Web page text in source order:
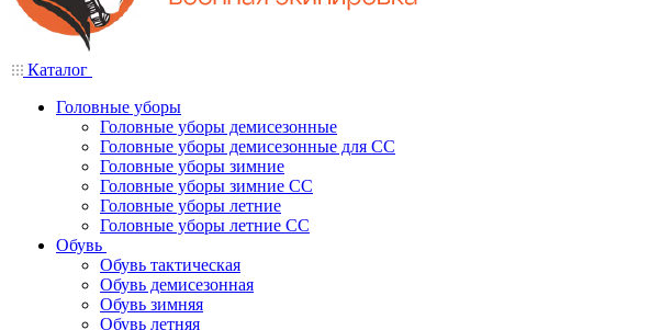
Каталог
Головные уборы
Головные уборы демисезонные
Головные уборы демисезонные для СС
Головные уборы зимние
Головные уборы зимние СС
Головные уборы летние
Головные уборы летние СС
Обувь
Обувь тактическая
Обувь демисезонная
Обувь зимняя
Обувь летняя